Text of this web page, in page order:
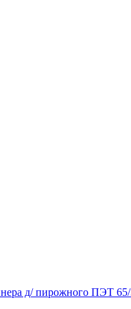
д/ пирожного ПЭТ 65/